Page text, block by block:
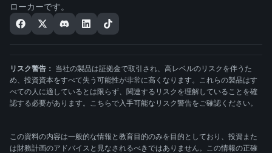
ローカーです。
リスク警告： 当社の製品は証拠金で取引され、高レベルのリスクを伴うた
め、投資資本をすべて失う可能性が非常に高くなります。これらの製品はす
べての人に適しているとは限らず、関連するリスクを理解していることを確
認する必要があります。こちらで入手可能なリスク警告をご確認ください。
この資料の内容は一般的な情報と教育目的のみを目的としており、投資また
は財務計画のアドバイスと見なされるべきではありません。この情報の正確